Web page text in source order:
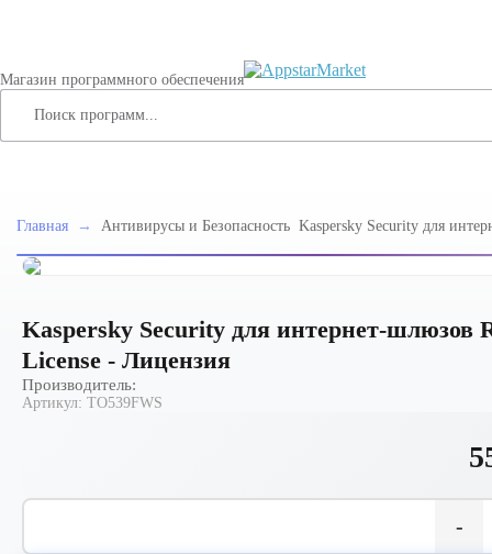
Магазин программного обеспечения
Главная → Антивирусы и Безопасность Kaspersky Security для
Лицензия
Kaspersky Security для интернет-шлюзов
License - Лицензия
Производитель:
Артикул: TO539FWS
-